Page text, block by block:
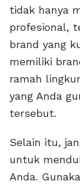
tidak hanya
profesional,
brand yang
memiliki
ramah
yang Anda
tersebut.
Selain itu,
untuk
Anda.